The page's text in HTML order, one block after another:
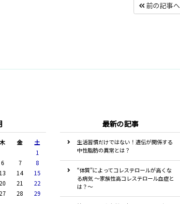
前の記事へ
木 金
土
1
6 7
8
13 14
15
20 21
22
27 28
29
最新の記事
生活習慣だけではない！遺伝が関係する
中性脂肪の異常とは？
“体質”によってコレステロールが高くな
る病気 ～家族性高コレステロール血症と
は？～